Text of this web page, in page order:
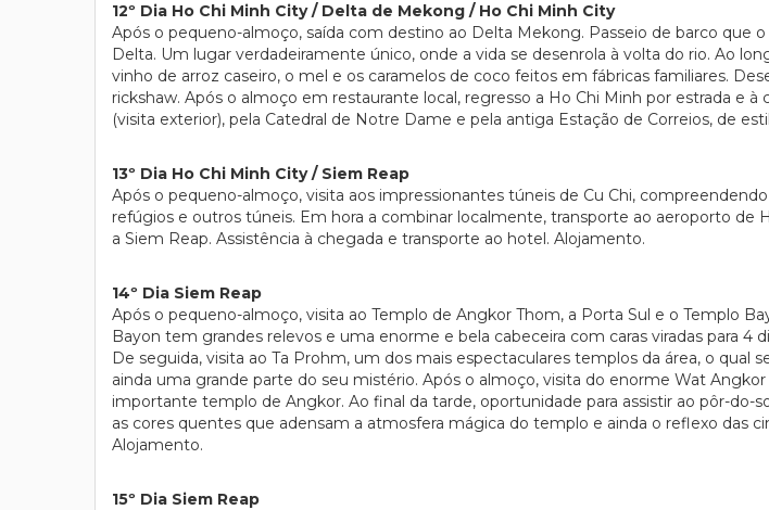
12º Dia Ho Chi Minh City / Delta de Mekong / Ho Chi Minh City
Após o pequeno-almoço, saída com destino ao Delta Mekong. Passeio de barco que
Delta. Um lugar verdadeiramente único, onde a vida se desenrola à volta do rio. Ao
vinho de arroz caseiro, o mel e os caramelos de coco feitos em fábricas familiares.
rickshaw. Após o almoço em restaurante local, regresso a Ho Chi Minh por estrada e
(visita exterior), pela Catedral de Notre Dame e pela antiga Estação de Correios, de
13º Dia Ho Chi Minh City / Siem Reap
Após o pequeno-almoço, visita aos impressionantes túneis de Cu Chi,
refúgios e outros túneis. Em hora a combinar localmente, transporte ao aeroporto
a Siem Reap. Assistência à chegada e transporte ao hotel. Alojamento.
14º Dia Siem Reap
Após o pequeno-almoço, visita ao Templo de Angkor Thom, a Porta Sul e o Templo
Bayon tem grandes relevos e uma enorme e bela cabeceira com caras viradas para 4
De seguida, visita ao Ta Prohm, um dos mais espectaculares templos da área, o
ainda uma grande parte do seu mistério. Após o almoço, visita do enorme Wat
importante templo de Angkor. Ao final da tarde, oportunidade para assistir ao pôr-
as cores quentes que adensam a atmosfera mágica do templo e ainda o reflexo das
Alojamento.
15º Dia Siem Reap